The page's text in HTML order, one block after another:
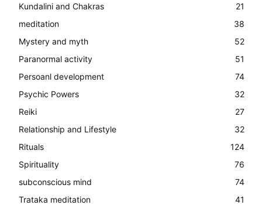
Kundalini and Chakras
21
meditation
38
Mystery and myth
52
Paranormal activity
51
Persoanl development
74
Psychic Powers
32
Reiki
27
Relationship and Lifestyle
32
Rituals
124
Spirituality
76
subconscious mind
74
Trataka meditation
41